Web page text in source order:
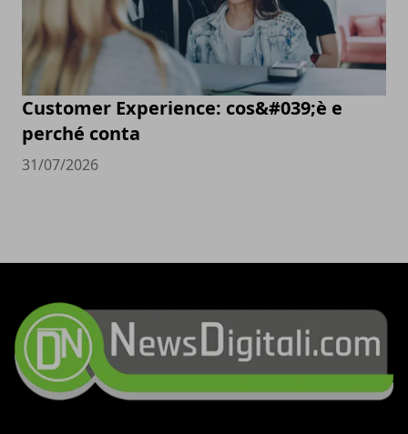
Customer Experience: cos&#039;è e
perché conta
31/07/2026